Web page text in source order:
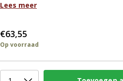
Lees meer
€63,55
Op voorraad